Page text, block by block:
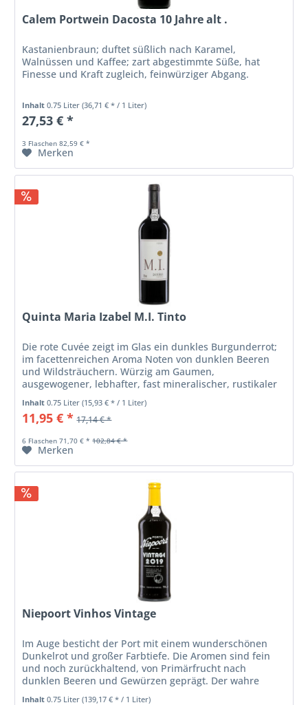
Calem Portwein Dacosta 10 Jahre alt .
Kastanienbraun; duftet süßlich nach Karamel,
Walnüssen und Kaffee; zart abgestimmte Süße, hat
Finesse und Kraft zugleich, feinwürziger Abgang.
Inhalt0.75 Liter(36,71 € * / 1 Liter)
27,53 € *
3 Flaschen 82,59 € *
Merken
Quinta Maria Izabel M.I. Tinto
Die rote Cuvée zeigt im Glas ein dunkles Burgunderrot;
im facettenreichen Aroma Noten von dunklen Beeren
und Wildsträuchern. Würzig am Gaumen,
ausgewogener, lebhafter, fast mineralischer, rustikaler
Inhalt0.75 Liter(15,93 € * / 1 Liter)
11,95 € * 17,14 € *
6 Flaschen 71,70 € * 102,84 € *
Merken
Niepoort Vinhos Vintage
Im Auge besticht der Port mit einem wunderschönen
Dunkelrot und großer Farbtiefe. Die Aromen sind fein
und noch zurückhaltend, von Primärfrucht nach
dunklen Beeren und Gewürzen geprägt. Der wahre
Charakter und das Potenzial des Ports...
Inhalt0.75 Liter(139,17 € * / 1 Liter)